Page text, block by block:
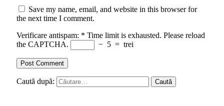
Save my name, email, and website in this browser for
the next time I comment.
Verificare antispam: * Time limit is exhausted. Please reload
the CAPTCHA.
− 5 = trei
Caută după: